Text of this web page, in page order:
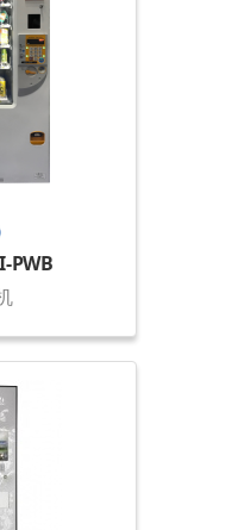
PWB